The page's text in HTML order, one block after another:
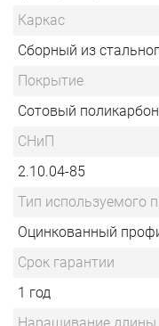
Каркас
Сборный из
Покрытие
Сотовый
СНиП
2.10.04-85
Тип используемого
Оцинкованный
Срок гарантии
1 год